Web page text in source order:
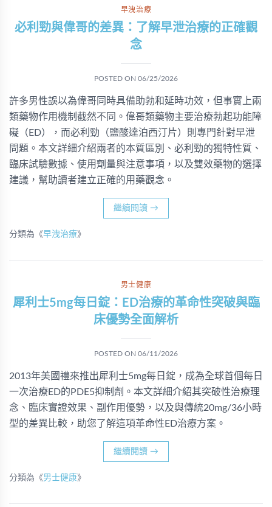
早洩治療
必利勁與偉哥的差異：了解早泄治療的正確觀
念
POSTED ON 06/25/2026
許多男性誤以為偉哥同時具備助勃和延時功效，但事實上兩
類藥物作用機制截然不同。偉哥類藥物主要治療勃起功能障
礙（ED），而必利勁（鹽酸達泊西汀片）則專門針對早泄
問題。本文詳細介紹兩者的本質區別、必利勁的獨特性質、
臨床試驗數據、使用劑量與注意事項，以及雙效藥物的選擇
建議，幫助讀者建立正確的用藥觀念。
繼續閱讀 →
分類為《早洩治療》
男士健康
犀利士5mg每日錠：ED治療的革命性突破與臨
床優勢全面解析
POSTED ON 06/11/2026
2013年美國禮來推出犀利士5mg每日錠，成為全球首個每日
一次治療ED的PDE5抑制劑。本文詳細介紹其突破性治療理
念、臨床實證效果、副作用優勢，以及與傳統20mg/36小時
型的差異比較，助您了解這項革命性ED治療方案。
繼續閱讀 →
分類為《男士健康》